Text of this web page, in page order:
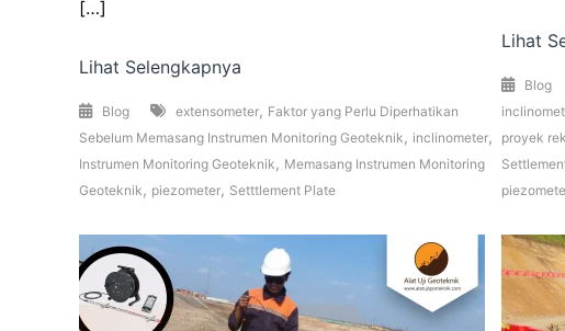
[…]
Lihat Selengkapnya
Blog extensometer, Faktor yang Perlu Diperhatikan
Sebelum Memasang Instrumen Monitoring Geoteknik , inclinometer,
Instrumen Monitoring Geoteknik , Memasang Instrumen Monitoring
Geoteknik , piezometer, Setttlement Plate
Lihat
Blog
proyek